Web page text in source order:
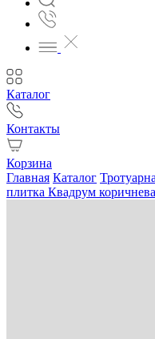
Каталог
Контакты
Корзина
Главная Каталог
плитка Квадрум